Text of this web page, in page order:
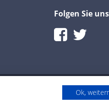
Folgen Sie uns
Ok,